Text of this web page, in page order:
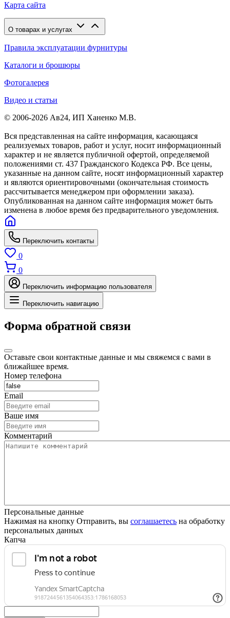
Карта сайта
О товарах и услугах
Правила эксплуатации фурнитуры
Каталоги и брошюры
Фотогалерея
Видео и статьи
© 2006-2026 Ав24, ИП Ханенко М.В.
Вся представленная на сайте информация, касающаяся
реализуемых товаров, работ и услуг, носит информационный
характер и не является публичной офертой, определяемой
положениями ст. 437 Гражданского Кодекса РФ. Все цены,
указанные на данном сайте, носят информационный характер
и являются ориентировочными (окончательная стоимость
рассчитывается менеджером при оформлении заказа).
Опубликованная на данном сайте информация может быть
изменена в любое время без предварительного уведомления.
Переключить контакты
0
0
Переключить информацию пользователя
Переключить навигацию
Форма обратной связи
Оставьте свои контактные данные и мы свяжемся с вами в
ближайшее время.
Номер телефона
Email
Ваше имя
Комментарий
Персональные данные
Нажимая на кнопку Отправить, вы соглашаетесь на обработку
персональных данных
Капча